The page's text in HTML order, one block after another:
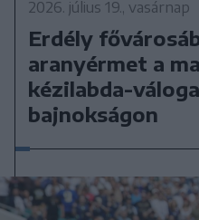
2026. július 19., vasárnap
Erdély
aranyérmet a
kézilabda-
bajnokságon